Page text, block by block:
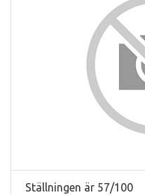
Ställningen är 57/100